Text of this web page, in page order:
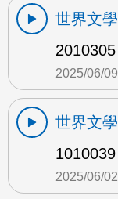
世界文
2025/06/09
世界文
2025/06/02